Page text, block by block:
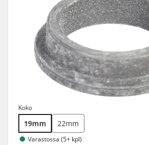
Koko
19mm 22mm
Varastossa (5+ kpl)